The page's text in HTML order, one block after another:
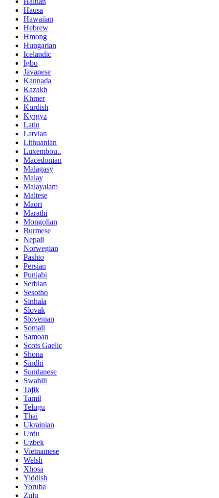
Hausa
Hawaiian
Hebrew
Hmong
Hungarian
Icelandic
Igbo
Javanese
Kannada
Kazakh
Khmer
Kurdish
Kyrgyz
Latin
Latvian
Lithuanian
Luxembou..
Macedonian
Malagasy
Malay
Malayalam
Maltese
Maori
Marathi
Mongolian
Burmese
Nepali
Norwegian
Pashto
Persian
Punjabi
Serbian
Sesotho
Sinhala
Slovak
Slovenian
Somali
Samoan
Scots Gaelic
Shona
Sindhi
Sundanese
Swahili
Tajik
Tamil
Telugu
Thai
Ukrainian
Urdu
Uzbek
Vietnamese
Welsh
Xhosa
Yiddish
Yoruba
Zulu